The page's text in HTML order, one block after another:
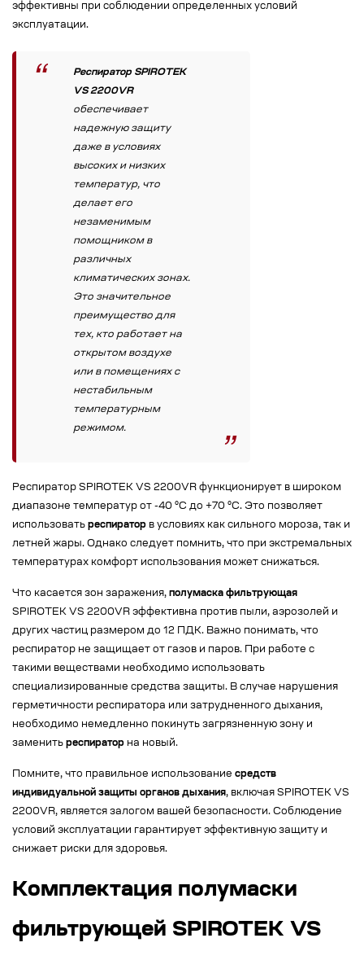
эффективны при соблюдении определенных условий
эксплуатации.
Респиратор SPIROTEK
VS 2200VR
обеспечивает
надежную защиту
даже в условиях
высоких и низких
температур, что
делает его
незаменимым
помощником в
различных
климатических зонах.
Это значительное
преимущество для
тех, кто работает на
открытом воздухе
или в помещениях с
нестабильным
температурным
режимом.
Респиратор SPIROTEK VS 2200VR функционирует в широком
диапазоне температур от -40 °C до +70 °C. Это позволяет
использовать респиратор в условиях как сильного мороза, так и
летней жары. Однако следует помнить, что при экстремальных
температурах комфорт использования может снижаться.
Что касается зон заражения, полумаска фильтрующая
SPIROTEK VS 2200VR эффективна против пыли, аэрозолей и
других частиц размером до 12 ПДК. Важно понимать, что
респиратор не защищает от газов и паров. При работе с
такими веществами необходимо использовать
специализированные средства защиты. В случае нарушения
герметичности респиратора или затрудненного дыхания,
необходимо немедленно покинуть загрязненную зону и
заменить респиратор на новый.
Помните, что правильное использование средств
индивидуальной защиты органов дыхания, включая SPIROTEK VS
2200VR, является залогом вашей безопасности. Соблюдение
условий эксплуатации гарантирует эффективную защиту и
снижает риски для здоровья.
Комплектация полумаски
фильтрующей SPIROTEK VS